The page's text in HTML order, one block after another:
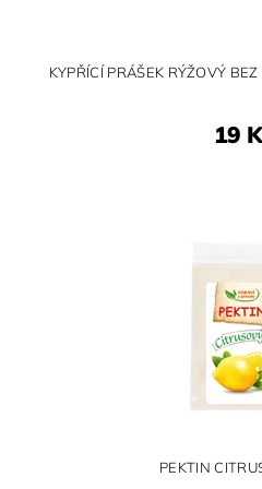
KYPŘÍCÍ PRÁŠEK RÝŽOVÝ
19
PEKTIN